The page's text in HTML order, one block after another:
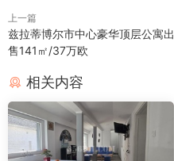
上一篇
兹拉蒂博尔市中心豪华顶层公寓出
售141㎡/37万欧
相关内容